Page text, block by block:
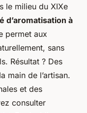
le milieu du XIXe
d’aromatisation à
permet aux
sans
Résultat ? Des
main de l’artisan.
et des
consulter